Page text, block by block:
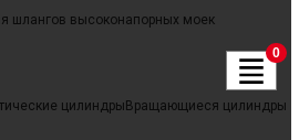
шлангов высоконапорных моек
цилиндры Вращающиеся цилиндры
0